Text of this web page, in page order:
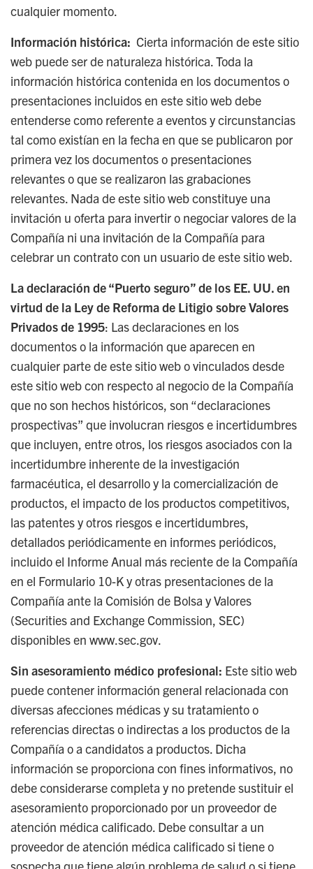
cualquier momento.
Información histórica: Cierta información de este sitio
web puede ser de naturaleza histórica. Toda la
información histórica contenida en los documentos o
presentaciones incluidos en este sitio web debe
entenderse como referente a eventos y circunstancias
tal como existían en la fecha en que se publicaron por
primera vez los documentos o presentaciones
relevantes o que se realizaron las grabaciones
relevantes. Nada de este sitio web constituye una
invitación u oferta para invertir o negociar valores de la
Compañía ni una invitación de la Compañía para
celebrar un contrato con un usuario de este sitio web.
La declaración de “Puerto seguro” de los EE. UU. en
virtud de la Ley de Reforma de Litigio sobre Valores
Privados de 1995: Las declaraciones en los
documentos o la información que aparecen en
cualquier parte de este sitio web o vinculados desde
este sitio web con respecto al negocio de la Compañía
que no son hechos históricos, son “declaraciones
prospectivas” que involucran riesgos e incertidumbres
que incluyen, entre otros, los riesgos asociados con la
incertidumbre inherente de la investigación
farmacéutica, el desarrollo y la comercialización de
productos, el impacto de los productos competitivos,
las patentes y otros riesgos e incertidumbres,
detallados periódicamente en informes periódicos,
incluido el Informe Anual más reciente de la Compañía
en el Formulario 10-K y otras presentaciones de la
Compañía ante la Comisión de Bolsa y Valores
(Securities and Exchange Commission, SEC)
disponibles en www.sec.gov.
Sin asesoramiento médico profesional: Este sitio web
puede contener información general relacionada con
diversas afecciones médicas y su tratamiento o
referencias directas o indirectas a los productos de la
Compañía o a candidatos a productos. Dicha
información se proporciona con fines informativos, no
debe considerarse completa y no pretende sustituir el
asesoramiento proporcionado por un proveedor de
atención médica calificado. Debe consultar a un
proveedor de atención médica calificado si tiene o